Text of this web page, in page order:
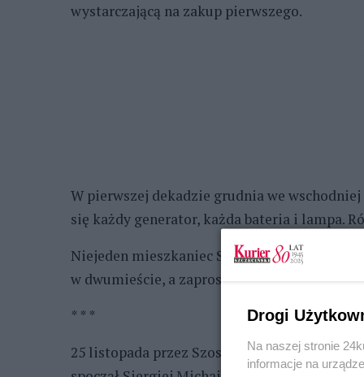
wystarczającą na zakup pierwszego.
W pierwszej dekadzie grudnia we
się każdy generator, każda bateria i lampa.
Niejeden mieszkaniec Słubic i Frankfurtu
w dwumieście, a zaproszenia wciąż są
* * *
25 listopada przez Szostkę przeszedł
Drogi
Na naszej stronie
informacje na